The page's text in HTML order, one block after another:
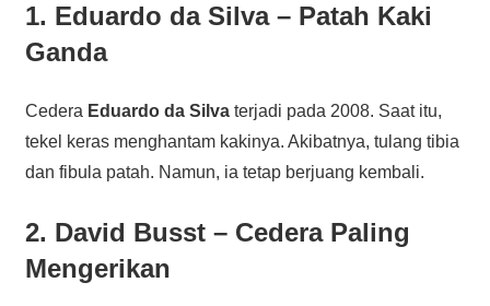
1. Eduardo da Silva – Patah Kaki
Ganda
Cedera Eduardo da Silvaterjadi pada 2008. Saat itu,
tekel keras menghantam kakinya. Akibatnya, tulang tibia
dan fibula patah. Namun, ia tetap berjuang kembali.
2. David Busst – Cedera Paling
Mengerikan